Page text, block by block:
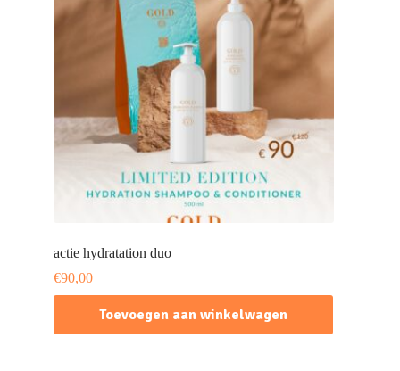
actie hydratation duo
€90,00
Toevoegen aan winkelwagen